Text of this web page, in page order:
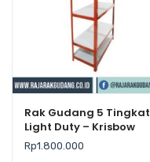
Rak Gudang 5 Tingkat
Light Duty – Krisbow
Rp1.800.000